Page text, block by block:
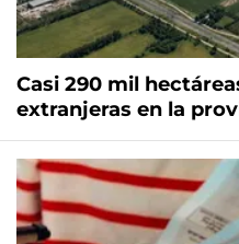
Casi 290 mil
extranjeras en la